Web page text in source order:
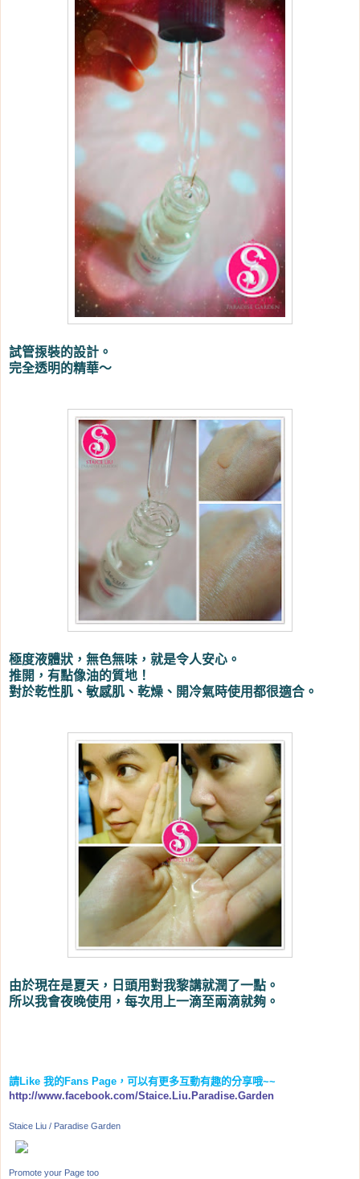
試管揼裝的設計。
完全透明的精華～
極度液體狀，無色無味，就是令人安心。
推開，有點像油的質地！
對於乾性肌、敏感肌、乾燥、開冷氣時使用都很適合。
由於現在是夏天，日頭用對我黎講就潤了一點。
所以我會夜晚使用，每次用上一滴至兩滴就夠。
請Like 我的Fans Page ，可以有更多互動有趣的分享哦~~
http://www.facebook.com/Staice.Liu.Paradise.Garden
Staice Liu / Paradise Garden
Promote your Page too